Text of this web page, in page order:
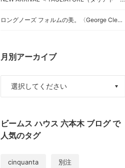
ロングノーズ フォルムの美。〈George Cleverley〉
月別アーカイブ
ビームス ハウス 六本木 ブログ で
人気のタグ
cinquanta 別注